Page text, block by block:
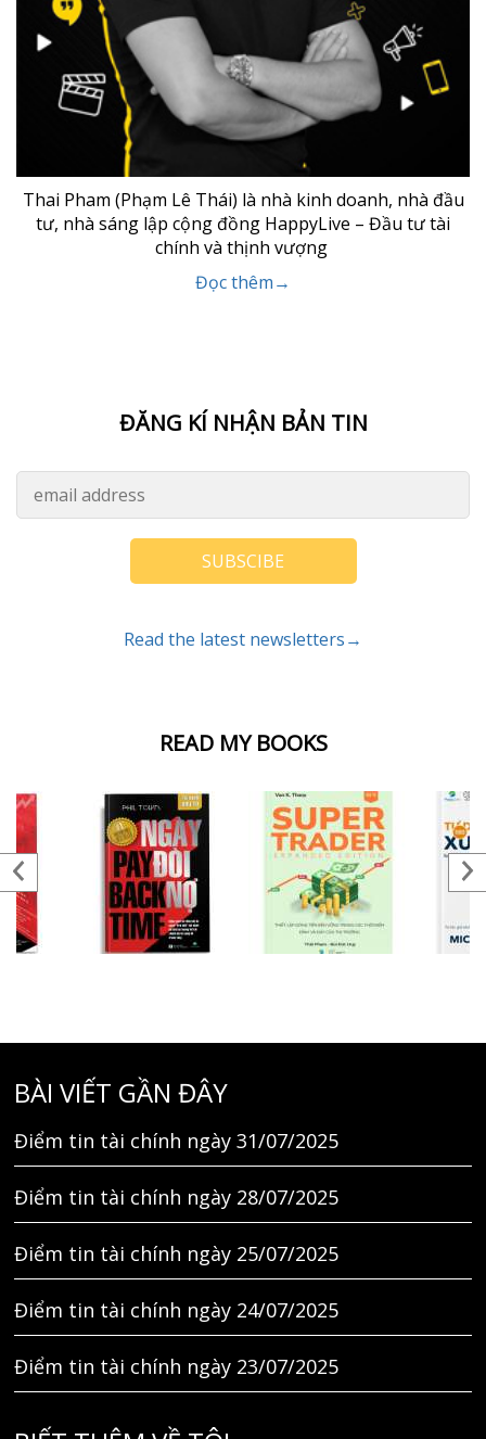
READ MY BOOKS
Thai Pham (Phạm Lê Thái) là nhà kinh doanh, nhà đầu
tư, nhà sáng lập cộng đồng HappyLive – Đầu tư tài
chính và thịnh vượng
Đọc thêm→
ĐĂNG KÍ NHẬN BẢN TIN
SUBSCIBE
Read the latest newsletters→
BÀI VIẾT GẦN ĐÂY
Điểm tin tài chính ngày 31/07/2025
Điểm tin tài chính ngày 28/07/2025
Điểm tin tài chính ngày 25/07/2025
Điểm tin tài chính ngày 24/07/2025
Điểm tin tài chính ngày 23/07/2025